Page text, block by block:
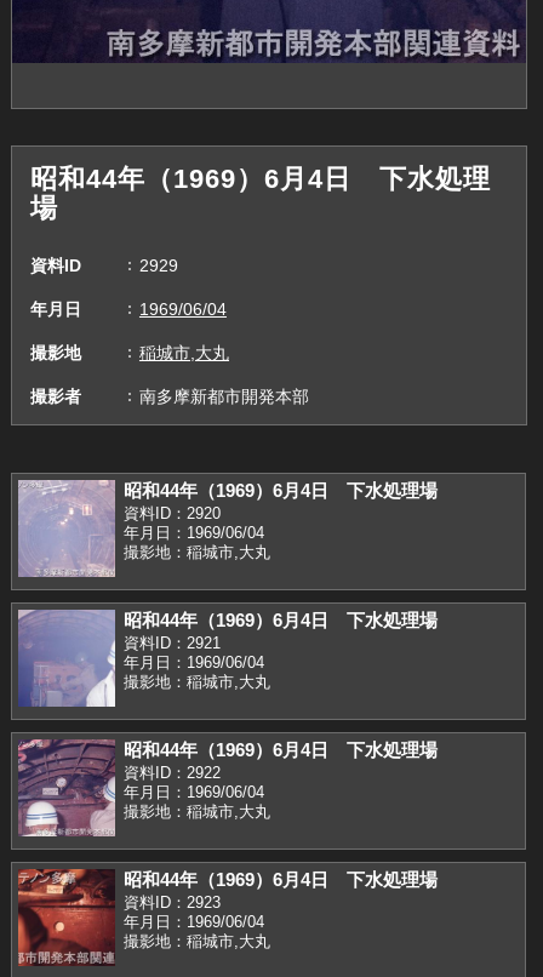
昭和44年（1969）6月4日 下水処理
場
資料ID 2929
年月日 1969/06/04
撮影地 稲城市,大丸
撮影者 南多摩新都市開発本部
昭和44年（1969）6月4日 下水処理場
資料ID：2920
年月日：1969/06/04
撮影地：稲城市,大丸
昭和44年（1969）6月4日 下水処理場
資料ID：2921
年月日：1969/06/04
撮影地：稲城市,大丸
昭和44年（1969）6月4日 下水処理場
資料ID：2922
年月日：1969/06/04
撮影地：稲城市,大丸
昭和44年（1969）6月4日 下水処理場
資料ID：2923
年月日：1969/06/04
撮影地：稲城市,大丸